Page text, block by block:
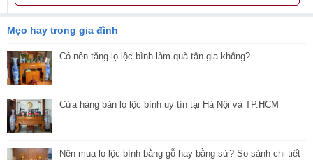
Mẹo hay trong gia đình
Có nên tặng lọ lộc bình làm quà tân gia không?
Cửa hàng bán lọ lộc bình uy tín tại Hà Nội và TP.HCM
Nên mua lọ lộc bình bằng gỗ hay bằng sứ? So sánh chi tiết